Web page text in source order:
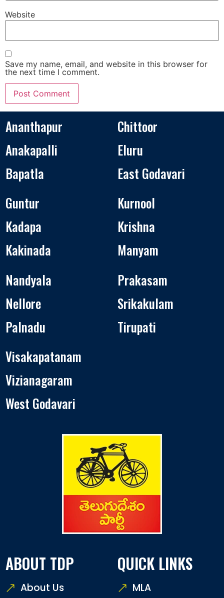
Website
Save my name, email, and website in this browser for
the next time I comment.
Ananthapur
Anakapalli
Bapatla
Chittoor
Eluru
East Godavari
Guntur
Kadapa
Kakinada
Kurnool
Krishna
Manyam
Nandyala
Nellore
Palnadu
Prakasam
Srikakulam
Tirupati
Visakapatanam
Vizianagaram
West Godavari
ABOUT TDP
About Us
QUICK LINKS
MLA